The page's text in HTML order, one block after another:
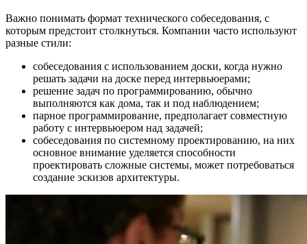
Важно понимать формат технического собеседования, с
которым предстоит столкнуться. Компании часто используют
разные стили:
собеседования с использованием доски, когда нужно
решать задачи на доске перед интервьюерами;
решение задач по программированию, обычно
выполняются как дома, так и под наблюдением;
парное программирование, предполагает совместную
работу с интервьюером над задачей;
собеседования по системному проектированию, на них
основное внимание уделяется способности
проектировать сложные системы, может потребоваться
создание эскизов архитектуры.